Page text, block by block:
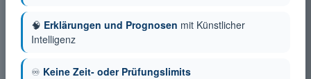
🧠 Erklärungen und Prognosen mit Künstlicher
Intelligenz
♾️ Keine Zeit- oder Prüfungslimits